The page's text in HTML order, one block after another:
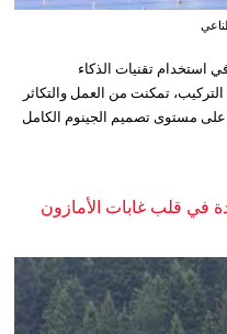
استخدام تقنيات الذكاء
تمكنت من العمل والتكاثر
على مستوى تصميم الجينوم الكامل
في قلب غابات الأمازون